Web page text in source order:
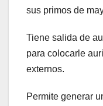
sus primos de
Tiene salida de
para colocarle
externos.
Permite generar